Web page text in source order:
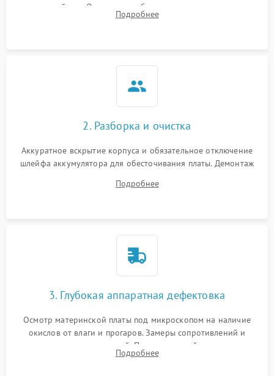
устройства. Оценка потребления тока с помощью
лабораторного блока питания для локализации проблемы.
Подробнее
2. Разборка и очистка
Аккуратное вскрытие корпуса и обязательное отключение
шлейфа аккумулятора для обесточивания платы. Демонтаж
высохшей термопасты с кристаллов чипов.
Подробнее
3. Глубокая аппаратная дефектовка
Осмотр материнской платы под микроскопом на наличие
окислов от влаги и прогаров. Замеры сопротивлений и
дежурных напряжений. Проверка цепей питания,
мультиконтроллера, процессора и видеочипа.
Подробнее